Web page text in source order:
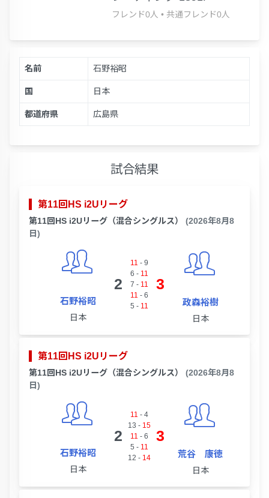
フレンド0人 • 共通フレンド0人
名前 石野裕昭
国 日本
都道府県 広島県
試合結果
第11回HS i2Uリーグ
第11回HS i2Uリーグ（混合シングルス）
(2026年8月8
日)
石野裕昭
日本
2
11 - 9
6 - 11
7 - 11
11 - 6
5 - 11
3
政森裕樹
日本
第11回HS i2Uリーグ
第11回HS i2Uリーグ（混合シングルス）
(2026年8月8
日)
石野裕昭
日本
2
11 - 4
13 - 15
11 - 6
5 - 11
12 - 14
3
荒谷 康徳
日本